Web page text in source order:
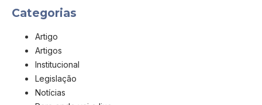
Categorias
Artigo
Artigos
Institucional
Legislação
Notícias